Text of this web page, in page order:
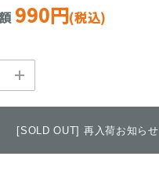
990円(税込)
[SOLD OUT] 再入荷お知らせ